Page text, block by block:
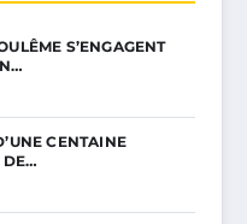
S’ENGAGENT
CENTAINE
DE…